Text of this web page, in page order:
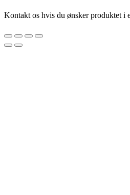
Kontakt os hvis du ønsker produktet i